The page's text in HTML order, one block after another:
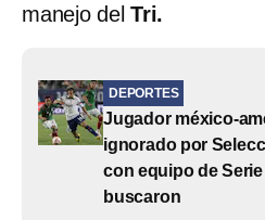
manejo del Tri.
DEPORTES
Jugador méxico-
ignorado por
con equipo de
buscaron